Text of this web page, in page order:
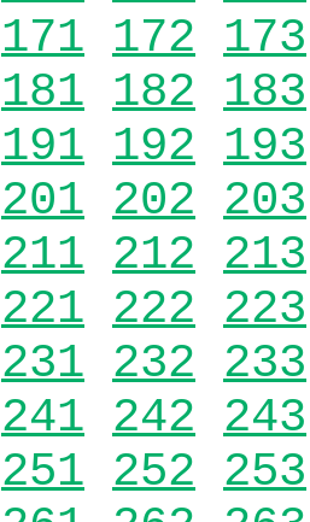
171 172 173
181 182 183
191 192 193
201 202 203
211 212 213
221 222 223
231 232 233
241 242 243
251 252 253